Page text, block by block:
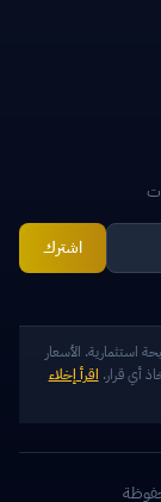
اشترك
استثمارية. الأسعار
أي قرار. اقرأ إخلاء